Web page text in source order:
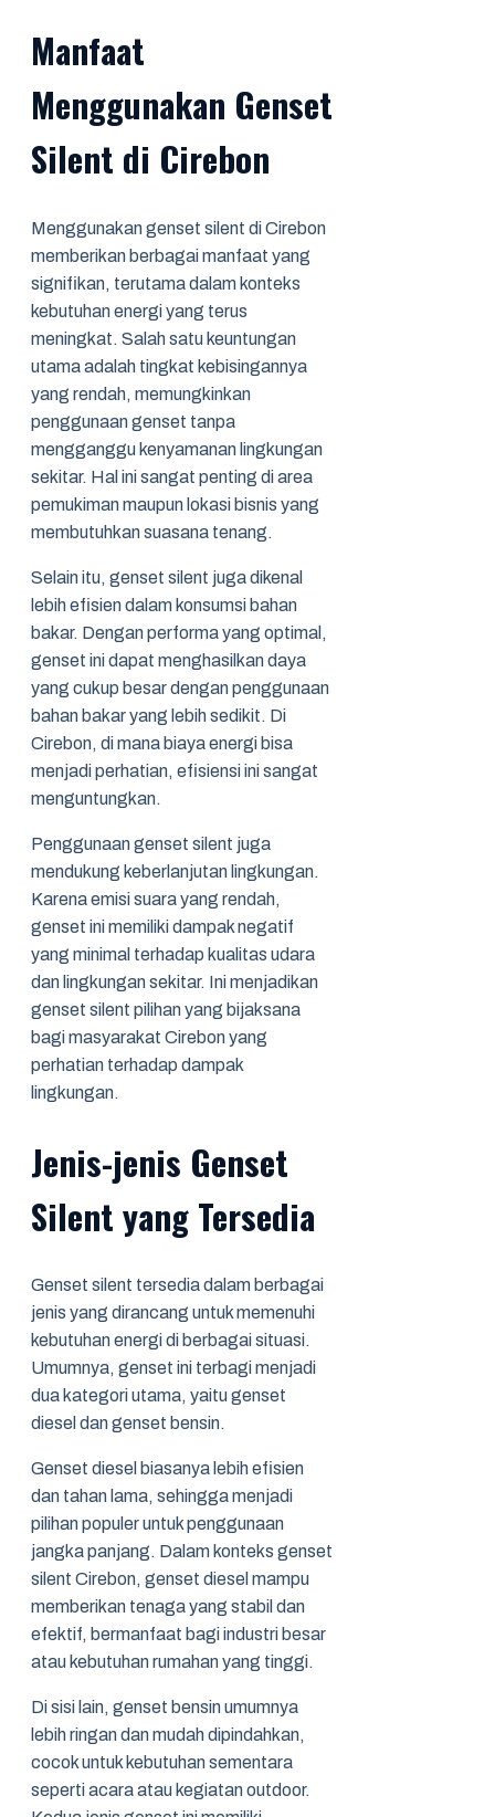
Manfaat
Menggunakan Genset
Silent di Cirebon
Menggunakan genset silent di Cirebon
memberikan berbagai manfaat yang
signifikan, terutama dalam konteks
kebutuhan energi yang terus
meningkat. Salah satu keuntungan
utama adalah tingkat kebisingannya
yang rendah, memungkinkan
penggunaan genset tanpa
mengganggu kenyamanan lingkungan
sekitar. Hal ini sangat penting di area
pemukiman maupun lokasi bisnis yang
membutuhkan suasana tenang.
Selain itu, genset silent juga dikenal
lebih efisien dalam konsumsi bahan
bakar. Dengan performa yang optimal,
genset ini dapat menghasilkan daya
yang cukup besar dengan penggunaan
bahan bakar yang lebih sedikit. Di
Cirebon, di mana biaya energi bisa
menjadi perhatian, efisiensi ini sangat
menguntungkan.
Penggunaan genset silent juga
mendukung keberlanjutan lingkungan.
Karena emisi suara yang rendah,
genset ini memiliki dampak negatif
yang minimal terhadap kualitas udara
dan lingkungan sekitar. Ini menjadikan
genset silent pilihan yang bijaksana
bagi masyarakat Cirebon yang
perhatian terhadap dampak
lingkungan.
Jenis-jenis Genset
Silent yang Tersedia
Genset silent tersedia dalam berbagai
jenis yang dirancang untuk memenuhi
kebutuhan energi di berbagai situasi.
Umumnya, genset ini terbagi menjadi
dua kategori utama, yaitu genset
diesel dan genset bensin.
Genset diesel biasanya lebih efisien
dan tahan lama, sehingga menjadi
pilihan populer untuk penggunaan
jangka panjang. Dalam konteks genset
silent Cirebon, genset diesel mampu
memberikan tenaga yang stabil dan
efektif, bermanfaat bagi industri besar
atau kebutuhan rumahan yang tinggi.
Di sisi lain, genset bensin umumnya
lebih ringan dan mudah dipindahkan,
cocok untuk kebutuhan sementara
seperti acara atau kegiatan outdoor.